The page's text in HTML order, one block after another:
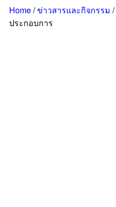
Home/ข่าวสารและกิจกรรม /
ประกอบการ